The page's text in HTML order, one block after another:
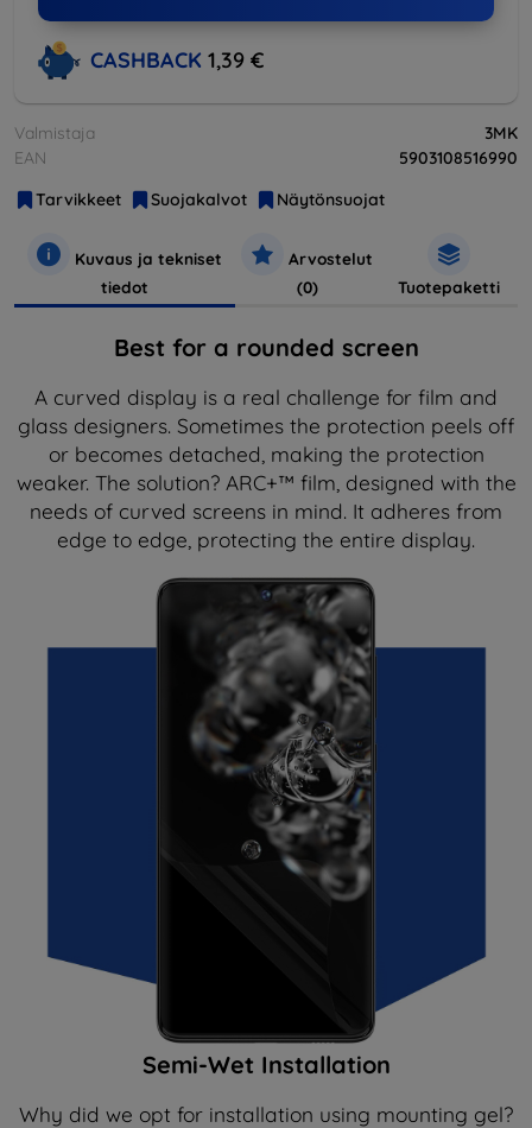
CASHBACK 1,39 €
Valmistaja
3MK
EAN
5903108516990
Tarvikkeet
Suojakalvot Näytönsuojat
Kuvaus ja tekniset
tiedot
Arvostelut
(0)
Tuotepaketti
Best for a rounded screen
A curved display is a real challenge for film and
glass designers. Sometimes the protection peels off
or becomes detached, making the protection
weaker. The solution? ARC+™ film, designed with the
needs of curved screens in mind. It adheres from
edge to edge, protecting the entire display.
Semi-Wet Installation
Why did we opt for installation using mounting gel?